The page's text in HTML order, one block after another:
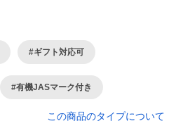
#ギフト対応可
#有機JASマーク付き
この商品のタイプについて